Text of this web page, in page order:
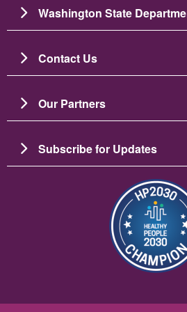
Washington State
Contact Us
Our Partners
Subscribe for Updates